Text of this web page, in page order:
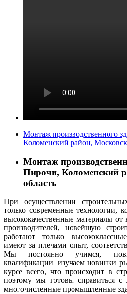
Монтаж производственного
Коломенский район,
Монтаж
Пирочи, Коломенский
область
При осуществлении
только современные технологии,
высококачественные материалы
производителей, новейшую
работают только
имеют за плечами опыт,
Мы постоянно учимся,
квалификации, изучаем новинки
курсе всего, что происходит в
поэтому мы готовы справиться с
многочисленные промышленные